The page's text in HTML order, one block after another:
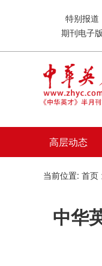
特别报道
期刊电子版
高层动态
当前位置: 首页
中华